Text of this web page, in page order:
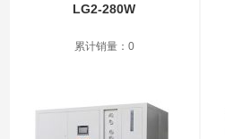
LG2-280W
累计销量：0